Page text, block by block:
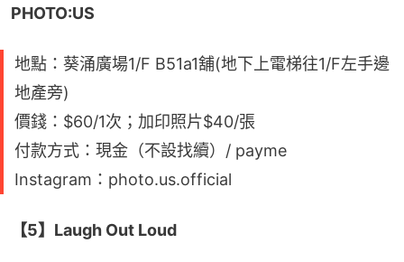
PHOTO:US
地點：葵涌廣場1/F B51a1舖(地下上電梯往1/F左手邊
地產旁)
價錢：$60/1次；加印照片$40/張
付款方式：現金（不設找續）/ payme
Instagram：photo.us.official
【5】Laugh Out Loud